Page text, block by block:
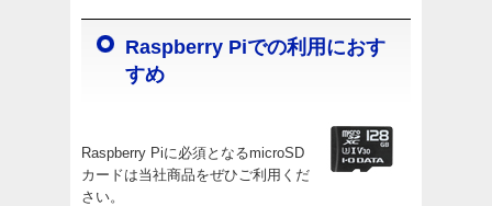
Raspberry Piでの利用におす
すめ
Raspberry Piに必須となるmicroSD
カードは当社商品をぜひご利用くだ
さい。